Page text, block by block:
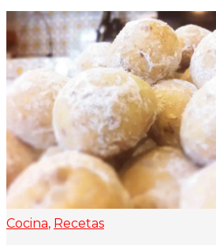
Cocina, Recetas